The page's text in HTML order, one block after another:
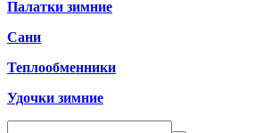
Палатки зимние
Сани
Теплообменники
Удочки зимние